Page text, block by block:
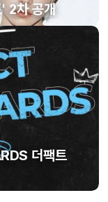
2차 공개
더팩트